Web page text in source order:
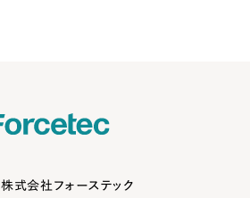
株式会社フォーステック